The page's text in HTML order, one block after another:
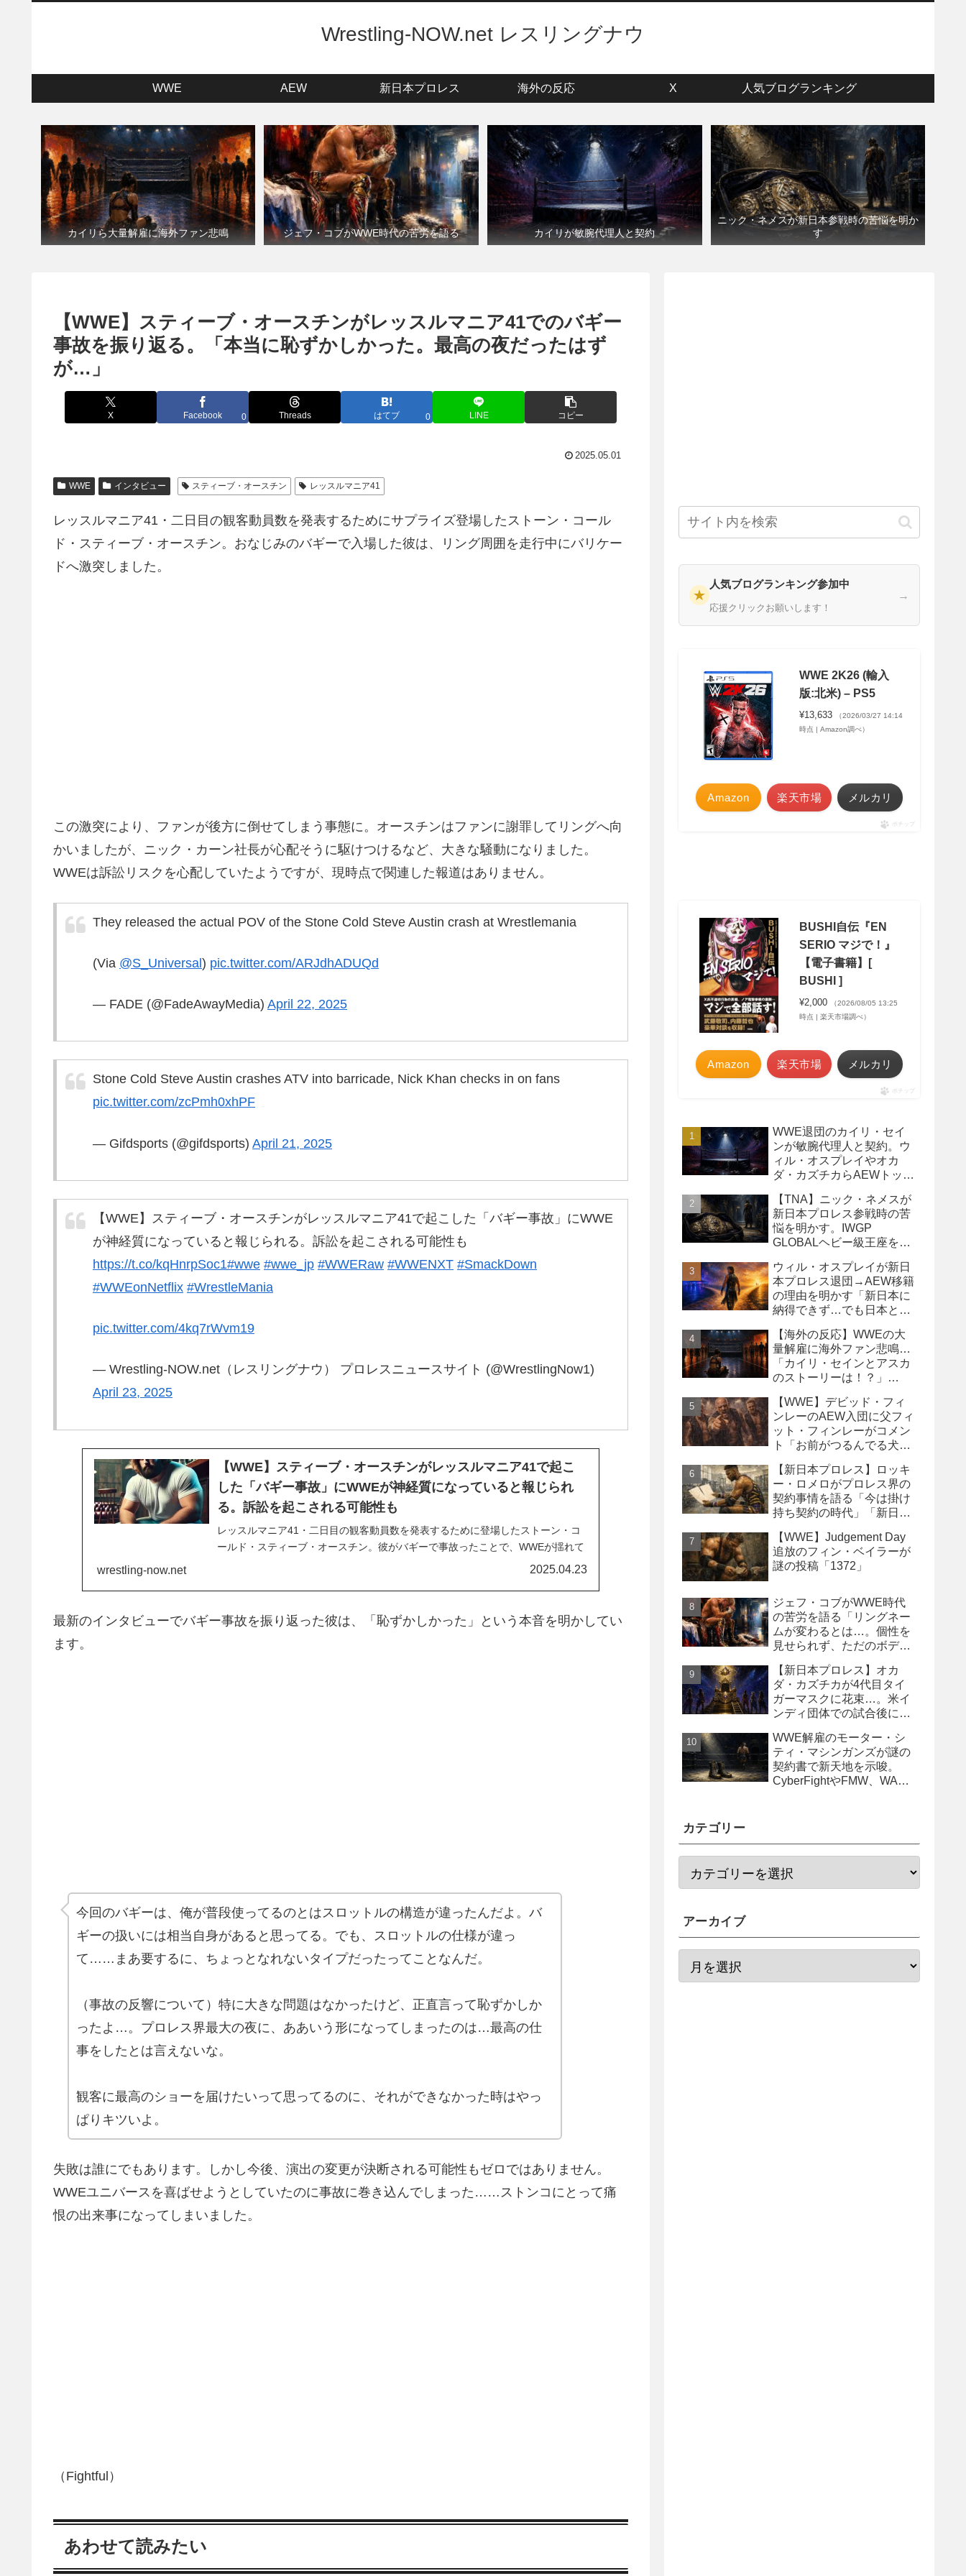
Wrestling-NOW.net レスリングナウ
WWE AEW 新日本プロレス 海外の反応 X 人気ブログランキング
カイリら大量解雇に海外ファン悲鳴 ジェフ・コブがWWE時代の苦労を語る カイリが敏腕代理人と契約
ニック・ネメスが新日本参戦時の苦悩を明か
す
【WWE】スティーブ・オースチンがレッスルマニア41でのバギー
事故を振り返る。「本当に恥ずかしかった。最高の夜だったはず
が…」
X Facebook 0 Threads はてブ 0 LINE コピー
2025.05.01
WWE インタビュー スティーブ・オースチン レッスルマニア41
レッスルマニア41・二日目の観客動員数を発表するためにサプライズ登場したストーン・コール
ド・スティーブ・オースチン。おなじみのバギーで入場した彼は、リング周囲を走行中にバリケー
ドへ激突しました。
この激突により、ファンが後方に倒せてしまう事態に。オースチンはファンに謝罪してリングへ向
かいましたが、ニック・カーン社長が心配そうに駆けつけるなど、大きな騒動になりました。
WWEは訴訟リスクを心配していたようですが、現時点で関連した報道はありません。
They released the actual POV of the Stone Cold Steve Austin crash at Wrestlemania
(Via @S_Universal) pic.twitter.com/ARJdhADUQd
— FADE (@FadeAwayMedia) April 22, 2025
Stone Cold Steve Austin crashes ATV into barricade, Nick Khan checks in on fans
pic.twitter.com/zcPmh0xhPF
— Gifdsports (@gifdsports) April 21, 2025
【WWE】スティーブ・オースチンがレッスルマニア41で起こした「バギー事故」にWWE
が神経質になっていると報じられる。訴訟を起こされる可能性も
https://t.co/kqHnrpSoc1#wwe #wwe_jp #WWERaw #WWENXT #SmackDown
#WWEonNetflix #WrestleMania
pic.twitter.com/4kq7rWvm19
— Wrestling-NOW.net（レスリングナウ） プロレスニュースサイト (@WrestlingNow1)
April 23, 2025
【WWE】スティーブ・オースチンがレッスルマニア41で起こ
した「バギー事故」にWWEが神経質になっていると報じられ
る。訴訟を起こされる可能性も
レッスルマニア41・二日目の観客動員数を発表するために登場したストーン・コ
ールド・スティーブ・オースチン。彼がバギーで事故ったことで、WWEが揺れて
います。ステージから花道へ、そしてリングサイドまでバギーをかっ飛ばした彼
wrestling-now.net 2025.04.23
最新のインタビューでバギー事故を振り返った彼は、「恥ずかしかった」という本音を明かしてい
ます。
今回のバギーは、俺が普段使ってるのとはスロットルの構造が違ったんだよ。バ
ギーの扱いには相当自身があると思ってる。でも、スロットルの仕様が違っ
て……まあ要するに、ちょっとなれないタイプだったってことなんだ。
（事故の反響について）特に大きな問題はなかったけど、正直言って恥ずかしか
ったよ…。プロレス界最大の夜に、ああいう形になってしまったのは…最高の仕
事をしたとは言えないな。
観客に最高のショーを届けたいって思ってるのに、それができなかった時はやっ
ぱりキツいよ。
失敗は誰にでもあります。しかし今後、演出の変更が決断される可能性もゼロではありません。
WWEユニバースを喜ばせようとしていたのに事故に巻き込んでしまった……ストンコにとって痛
恨の出来事になってしまいました。
（Fightful）
あわせて読みたい
★
人気ブログランキング参加中
応援クリックお願いします！
→
WWE 2K26 (輸入
版:北米) – PS5
¥13,633
（2026/03/27 14:14
時点 | Amazon調べ）
Amazon 楽天市場 メルカリ
ポチップ
BUSHI自伝『EN
SERIO マジで！』
【電子書籍】[
BUSHI ]
¥2,000
（2026/08/05 13:25
時点 | 楽天市場調べ）
Amazon 楽天市場 メルカリ
ポチップ
WWE退団のカイリ・セイ
ンが敏腕代理人と契約。ウ
ィル・オスプレイやオカ
ダ・カズチカらAEWトップ
【TNA】ニック・ネメスが
新日本プロレス参戦時の苦
悩を明かす。IWGP
GLOBALヘビー級王座を
挫
ウィル・オスプレイが新日
本プロレス退団→AEW移籍
の理由を明かす「新日本に
納得できず…でも日本との
【海外の反応】WWEの大
量解雇に海外ファン悲鳴…
「カイリ・セインとアスカ
のストーリーは！？」
の犠牲になった」
【WWE】デビッド・フィ
ンレーのAEW入団に父フィ
ット・フィンレーがコメン
ト「お前がつるんでる犬連
【新日本プロレス】ロッキ
ー・ロメロがプロレス界の
契約事情を語る「今は掛け
持ち契約の時代」「新日本
るべき」
【WWE】Judgement Day
追放のフィン・ベイラーが
謎の投稿「1372」
ジェフ・コブがWWE時代
の苦労を語る「リングネー
ムが変わるとは…。個性を
見せられず、ただのボディ
【新日本プロレス】オカ
ダ・カズチカが4代目タイ
ガーマスクに花束…。米イ
ンディ団体での試合後にサ
WWE解雇のモーター・シ
ティ・マシンガンズが謎の
契約書で新天地を示唆。
CyberFightやFMW、WAR
カテゴリー
アーカイブ